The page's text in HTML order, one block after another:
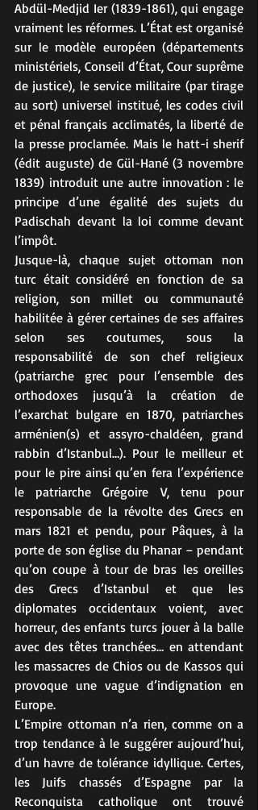
Abdül-Medjid Ier (1839-1861), qui engage
vraiment les réformes. L’État est organisé
sur le modèle européen (départements
ministériels, Conseil d’État, Cour suprême
de justice), le service militaire (par tirage
au sort) universel institué, les codes civil
et pénal français acclimatés, la liberté de
la presse proclamée. Mais le hatt-i sherif
(édit auguste) de Gül-Hané (3 novembre
1839) introduit une autre innovation : le
principe d’une égalité des sujets du
Padischah devant la loi comme devant
l’impôt.
Jusque-là, chaque sujet ottoman non
turc était considéré en fonction de sa
religion, son millet ou communauté
habilitée à gérer certaines de ses affaires
selon ses coutumes, sous la
responsabilité de son chef religieux
(patriarche grec pour l’ensemble des
orthodoxes jusqu’à la création de
l’exarchat bulgare en 1870, patriarches
arménien(s) et assyro-chaldéen, grand
rabbin d’Istanbul…). Pour le meilleur et
pour le pire ainsi qu’en fera l’expérience
le patriarche Grégoire V, tenu pour
responsable de la révolte des Grecs en
mars 1821 et pendu, pour Pâques, à la
porte de son église du Phanar – pendant
qu’on coupe à tour de bras les oreilles
des Grecs d’Istanbul et que les
diplomates occidentaux voient, avec
horreur, des enfants turcs jouer à la balle
avec des têtes tranchées… en attendant
les massacres de Chios ou de Kassos qui
provoque une vague d’indignation en
Europe.
L’Empire ottoman n’a rien, comme on a
trop tendance à le suggérer aujourd’hui,
d’un havre de tolérance idyllique. Certes,
les Juifs chassés d’Espagne par la
Reconquista catholique ont trouvé